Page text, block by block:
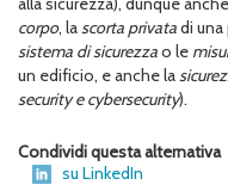
corpo, lascorta privatadi
sistema di sicurezzao le
un edificio, e anche la
security ecybersecurity).
Condividi questa alternativa
su LinkedIn